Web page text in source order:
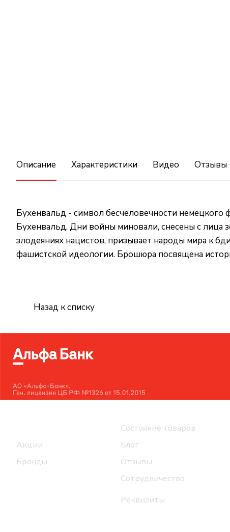
Описание Характеристики Видео Отзывы
Бухенвальд - символ бесчеловечности
Бухенвальд. Дни войны миновали, снесены с лица
злодеяниях нацистов, призывает народы мира к
фашистской идеологии. Брошюра посвящена
Назад к списку
Акции
Бренды
Состояние товаров
Блог
Отзывы
Сотрудничество
Реквизиты